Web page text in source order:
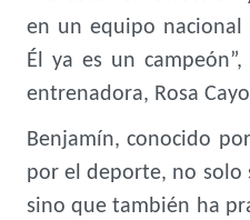
en un equipo nacional
Él ya es un
entrenadora, Rosa
Benjamín, conocido
por el deporte, no solo
sino que también ha